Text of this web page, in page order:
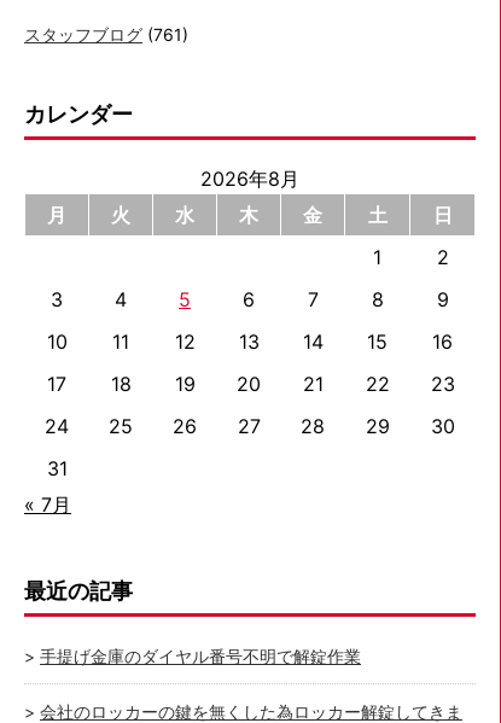
スタッフブログ (761)
カレンダー
2026年8月
月
火 水 木 金 土
日
1
2
3
4 5 6 7 8
9
10
11 12 13 14 15
16
17
18 19 20 21 22
23
24
25 26 27 28 29
30
31
« 7月
最近の記事
手提げ金庫のダイヤル番号不明で解錠作業
会社のロッカーの鍵を無くした為ロッカー解錠してきま